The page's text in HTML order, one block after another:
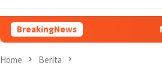
BreakingNewsNikmati Suar Siar
Home Berita